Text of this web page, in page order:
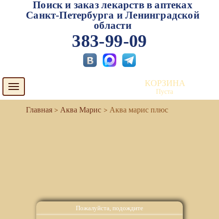
Пожалуйста, подождите
Поиск и заказ лекарств в аптеках
Санкт-Петербурга и Ленинградской
области
383-99-09
Toggle
navigation
КОРЗИНА
Пуста
Аква Марис Аква марис плюс